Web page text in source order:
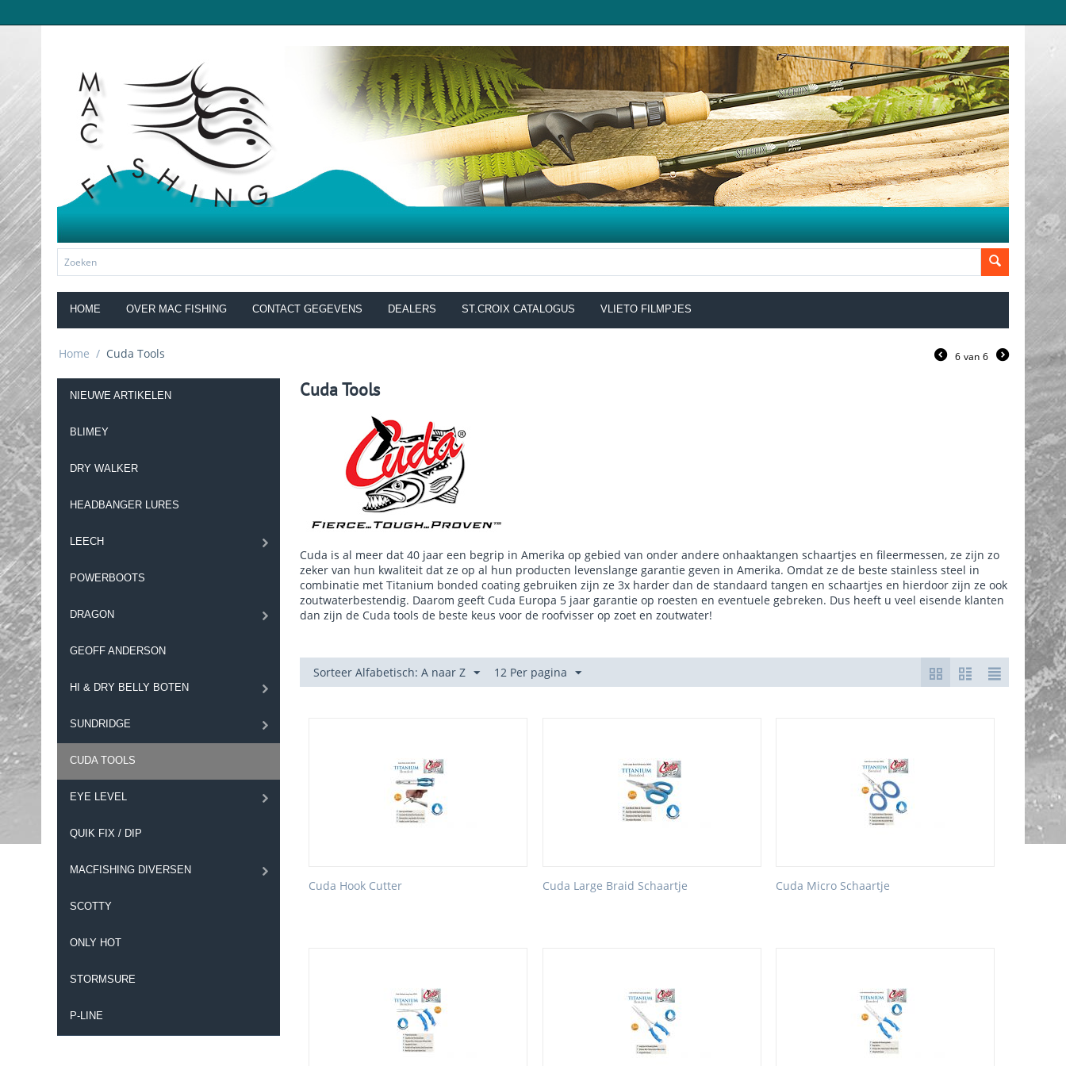
HOME OVER MAC FISHING CONTACT GEGEVENS DEALERS ST.CROIX CATALOGUS VLIETO FILMPJES
Home / Cuda Tools 6 van 6
NIEUWE ARTIKELEN
BLIMEY
DRY WALKER
HEADBANGER LURES
LEECH
POWERBOOTS
DRAGON
GEOFF ANDERSON
HI & DRY BELLY BOTEN
SUNDRIDGE
CUDA TOOLS
EYE LEVEL
QUIK FIX / DIP
MACFISHING DIVERSEN
SCOTTY
ONLY HOT
STORMSURE
P-LINE
Cuda Tools
Cuda is al meer dat 40 jaar een begrip in Amerika op gebied van onder andere onhaaktangen schaartjes en fileermessen, ze zijn zo
zeker van hun kwaliteit dat ze op al hun producten levenslange garantie geven in Amerika. Omdat ze de beste stainless steel in
combinatie met Titanium bonded coating gebruiken zijn ze 3x harder dan de standaard tangen en schaartjes en hierdoor zijn ze ook
zoutwaterbestendig. Daarom geeft Cuda Europa 5 jaar garantie op roesten en eventuele gebreken. Dus heeft u veel eisende klanten
dan zijn de Cuda tools de beste keus voor de roofvisser op zoet en zoutwater!
Sorteer Alfabetisch: A naar Z 12 Per pagina
Cuda Hook Cutter Cuda Large Braid Schaartje Cuda Micro Schaartje